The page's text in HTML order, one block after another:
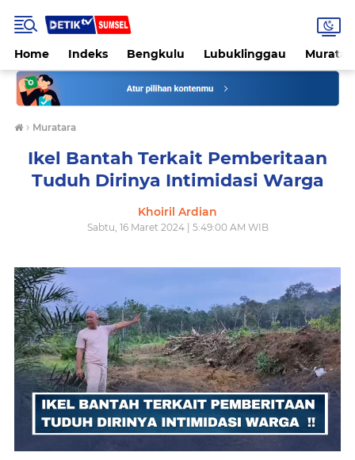
Home Indeks Bengkulu Lubuklinggau
› Muratara
Ikel Bantah Terkait Pemberitaan
Tuduh Dirinya Intimidasi Warga
Khoiril Ardian
Sabtu, 16 Maret 2024 | 5:49:00 AM WIB